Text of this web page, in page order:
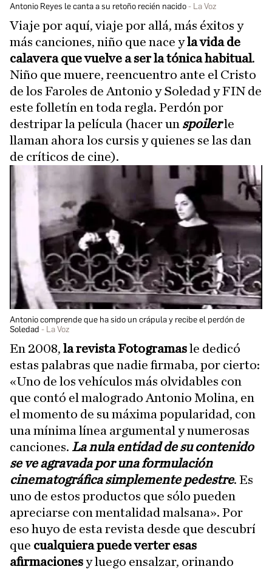
Antonio Reyes le canta a su retoño recién nacido La Voz
Viaje por aquí, viaje por allá, más éxitos y
más canciones, niño que nace yla vida de
calavera que vuelve a ser la tónica habitual.
Niño que muere, reencuentro ante el Cristo
de los Faroles de Antonio y Soledad y FIN de
este folletín en toda regla. Perdón por
destripar la película (hacer un spoilerle
llaman ahora los cursis y quienes se las dan
de críticos de cine).
Antonio comprende que ha sido un crápula y recibe el perdón de
Soledad
La Voz
En 2008, la revista Fotogramasle dedicó
estas palabras que nadie firmaba, por cierto:
«Uno de los vehículos más olvidables con
que contó el malogrado Antonio Molina, en
el momento de su máxima popularidad, con
una mínima línea argumental y numerosas
canciones. La nula entidad de su contenido
se ve agravada por una formulación
cinematográfica simplemente pedestre. Es
uno de estos productos que sólo pueden
apreciarse con mentalidad malsana». Por
eso huyo de esta revista desde que descubrí
que cualquiera puede verter esas
afirmacionesy luego ensalzar, orinando